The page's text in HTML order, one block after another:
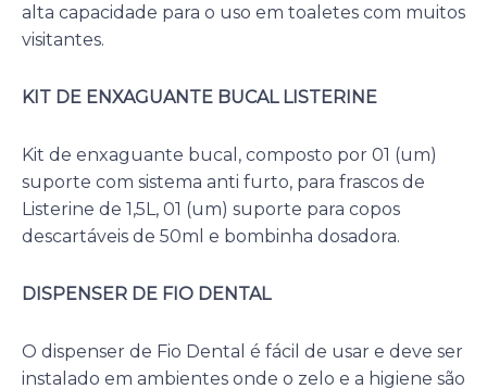
alta capacidade para o uso em toaletes com muitos
visitantes.
KIT DE ENXAGUANTE BUCAL LISTERINE
Kit de enxaguante bucal, composto por 01 (um)
suporte com sistema anti furto, para frascos de
Listerine de 1,5L, 01 (um) suporte para copos
descartáveis de 50ml e bombinha dosadora.
DISPENSER DE FIO DENTAL
O dispenser de Fio Dental é fácil de usar e deve ser
instalado em ambientes onde o zelo e a higiene são